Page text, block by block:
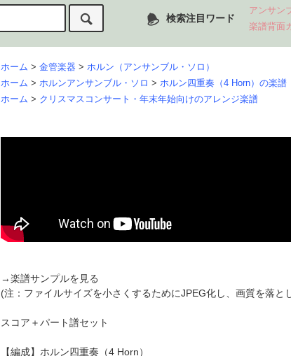
検索注目ワード
アンサン
楽譜背面
ホーム > 金管楽器 > ホルン（アンサンブル・ソロ）
ホーム > ホルンアンサンブル・ソロ > ホルン四重奏（4 Horn）の楽譜
ホーム > クリスマスコンサート・年末年始向けのアレンジ楽譜
→楽譜サンプルを見る
(注：ファイルサイズを小さくするためにJPEG化し、画質を落と
スコア＋パート譜セット
【編成】 ホルン四重奏 （4 Horn）